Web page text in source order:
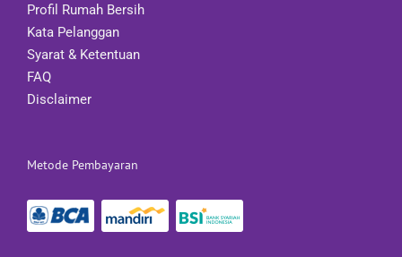
Profil Rumah Bersih
Kata Pelanggan
Syarat & Ketentuan
FAQ
Disclaimer
Metode Pembayaran